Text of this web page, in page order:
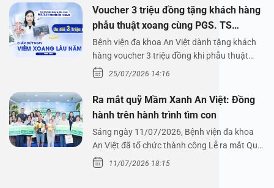
Voucher 3 triệu đồng tặng khách hàng
phẫu thuật xoang cùng PGS. TS
Nguyễn Thị Hoài An
Bệnh viện đa khoa An Việt dành tặng khách
hàng voucher 3 triệu đồng khi phẫu thuật
xoang cùng PGS.…
25/07/2026 14:16
Ra mắt quỹ Mầm Xanh An Việt: Đồng
hành trên hành trình tìm con
Sáng ngày 11/07/2026, Bệnh viện đa khoa
An Việt đã tổ chức thành công Lễ ra mắt Quỹ
Mầm Xanh…
11/07/2026 18:15